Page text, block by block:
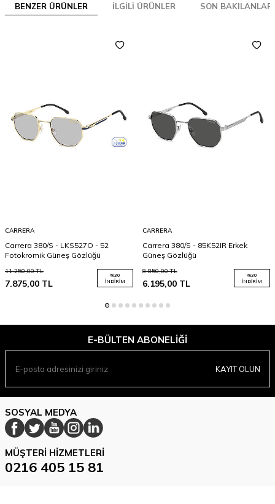
BENZER ÜRÜNLER İLGILI ÜRÜNLER SON BAKILANLAR
CARRERA
Carrera 380/S - LKS527O - 52
Fotokromik Güneş Gözlüğü
11.250,00TL
7.875,00 TL
%30
İNDIRIM
CARRERA
Carrera 380/S - 85K52IR Erkek
Güneş Gözlüğü
8.850,00TL
6.195,00TL
%30
İNDIRIM
E-BÜLTEN ABONELIĞI
KAYIT OLUN
SOSYAL MEDYA
MÜŞTERI HIZMETLERI
0216 405 15 81